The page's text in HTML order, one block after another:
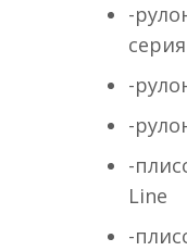
-
-
-
-
Line
-